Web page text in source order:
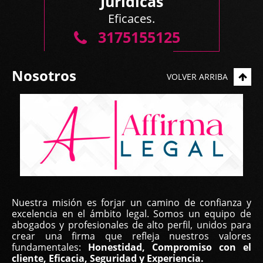
Mis mejores deseos y lo estaremos contactando si
...
Buen día, estimado equipo
Primero que todo para darles las gracias por su
excelente labor. Estamos muy agradecidos
Eficaces.
3175155125
Nosotros
Nuestra misión es forjar un camino de confianza y
excelencia en el ámbito legal. Somos un equipo de
abogados y profesionales de alto perfil, unidos para
crear una firma que refleja nuestros valores
fundamentales: Honestidad, Compromiso con el
cliente, Eficacia, Seguridad y Experiencia.
VOLVER ARRIBA